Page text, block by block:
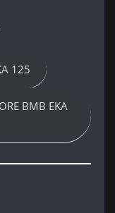
125
BMB EKA